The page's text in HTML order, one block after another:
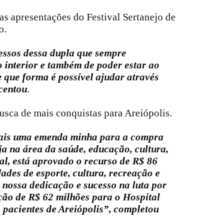
apresentações do Festival Sertanejo de
dessa dupla que sempre
e também de poder estar ao
que forma é possível ajudar através
.
de mais conquistas para Areiópolis.
uma emenda minha para a compra
na área da saúde, educação, cultura,
está aprovado o recurso de R$ 86
de esporte, cultura, recreação e
dedicação e sucesso na luta por
de R$ 62 milhões para o Hospital
de Areiópolis”, completou